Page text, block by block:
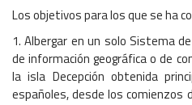
Los objetivos para los que se ha
1. Albergar en un solo Sistema
de información geográfica o de
la isla Decepción obtenida
españoles, desde los comienzos